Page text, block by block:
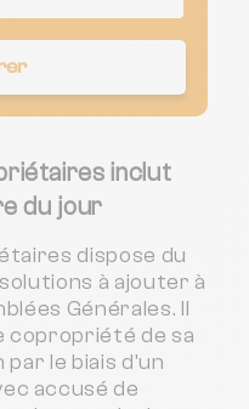
inclut
du jour
dispose du
à ajouter à
Générales. Il
copropriété de sa
le biais d'un
accusé de